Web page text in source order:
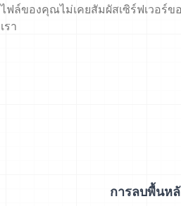
ไฟล์ของคุณไม่เคยสัมผัสเซิร์ฟเวอร์ข
เรา
การลบพื้นห